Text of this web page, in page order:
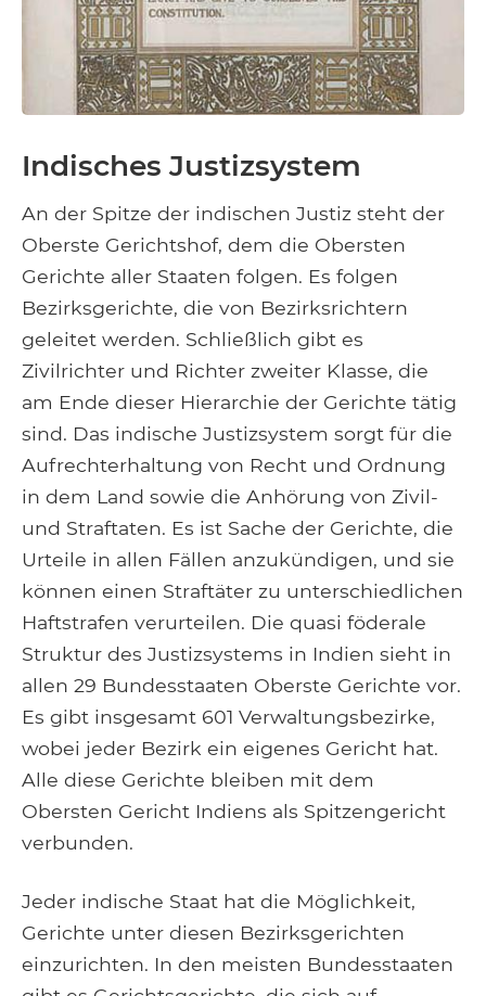
Indisches Justizsystem
An der Spitze der indischen Justiz steht der
Oberste Gerichtshof, dem die Obersten
Gerichte aller Staaten folgen. Es folgen
Bezirksgerichte, die von Bezirksrichtern
geleitet werden. Schließlich gibt es
Zivilrichter und Richter zweiter Klasse, die
am Ende dieser Hierarchie der Gerichte tätig
sind. Das indische Justizsystem sorgt für die
Aufrechterhaltung von Recht und Ordnung
in dem Land sowie die Anhörung von Zivil-
und Straftaten. Es ist Sache der Gerichte, die
Urteile in allen Fällen anzukündigen, und sie
können einen Straftäter zu unterschiedlichen
Haftstrafen verurteilen. Die quasi föderale
Struktur des Justizsystems in Indien sieht in
allen 29 Bundesstaaten Oberste Gerichte vor.
Es gibt insgesamt 601 Verwaltungsbezirke,
wobei jeder Bezirk ein eigenes Gericht hat.
Alle diese Gerichte bleiben mit dem
Obersten Gericht Indiens als Spitzengericht
verbunden.
Jeder indische Staat hat die Möglichkeit,
Gerichte unter diesen Bezirksgerichten
einzurichten. In den meisten Bundesstaaten